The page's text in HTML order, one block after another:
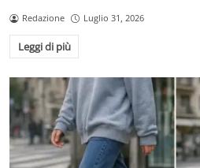
Redazione Luglio 31, 2026
Leggi di più